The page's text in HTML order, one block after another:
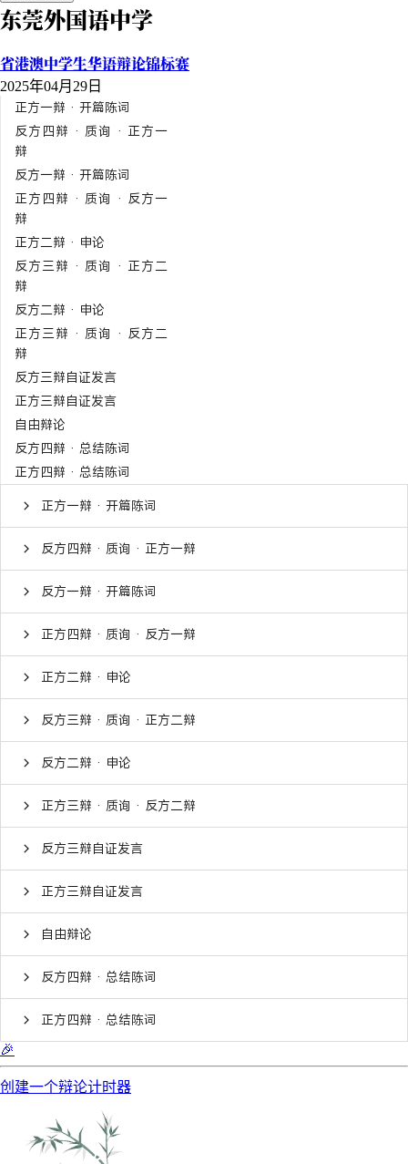
东莞外国语中学
省港澳中学生华语辩论锦标赛
2025年04月29日
正方一辩 · 开篇陈词
反方四辩 · 质询 · 正方一
辩
反方一辩 · 开篇陈词
正方四辩 · 质询 · 反方一
辩
正方二辩 · 申论
反方三辩 · 质询 · 正方二
辩
反方二辩 · 申论
正方三辩 · 质询 · 反方二
辩
反方三辩自证发言
正方三辩自证发言
自由辩论
反方四辩 · 总结陈词
正方四辩 · 总结陈词
正方一辩 · 开篇陈词
反方四辩 · 质询 · 正方一辩
反方一辩 · 开篇陈词
正方四辩 · 质询 · 反方一辩
正方二辩 · 申论
反方三辩 · 质询 · 正方二辩
反方二辩 · 申论
正方三辩 · 质询 · 反方二辩
反方三辩自证发言
正方三辩自证发言
自由辩论
反方四辩 · 总结陈词
正方四辩 · 总结陈词
🎉
创建一个辩论计时器